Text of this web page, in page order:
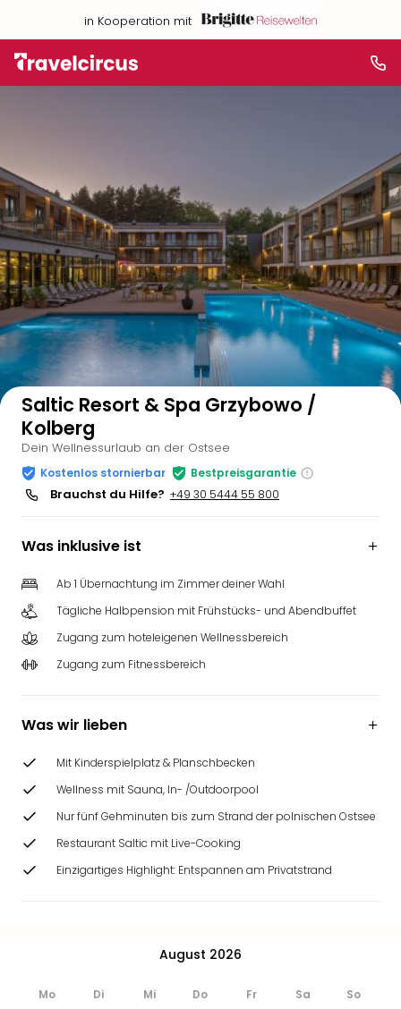
in Kooperation mit
Auf der Karte anzeigen
Saltic Resort & Spa Grzybowo /
Kolberg
Dein Wellnessurlaub an der Ostsee
Kostenlos stornierbar Bestpreisgarantie
Brauchst du Hilfe? +49 30 5444 55 800
Was inklusive ist
Ab 1 Übernachtung im Zimmer deiner Wahl
Tägliche Halbpension mit Frühstücks- und Abendbuffet
Zugang zum hoteleigenen Wellnessbereich
Zugang zum Fitnessbereich
Was wir lieben
Mit Kinderspielplatz & Planschbecken
Wellness mit Sauna, In- /Outdoorpool
Nur fünf Gehminuten bis zum Strand der polnischen Ostsee
Restaurant Saltic mit Live-Cooking
Einzigartiges Highlight: Entspannen am Privatstrand
August 2026
Mo Di Mi Do Fr Sa So